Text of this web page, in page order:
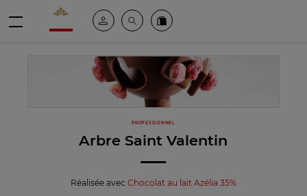
Valrhona - Imaginons le meilleur du chocolat
Espace clientRechercheCommandez en ligne
PROFESSIONNEL
Arbre Saint Valentin
Réalisée avec Chocolat au lait Azélia 35%